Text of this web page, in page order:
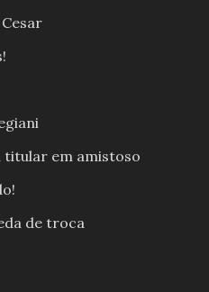
titular em amistoso
de troca